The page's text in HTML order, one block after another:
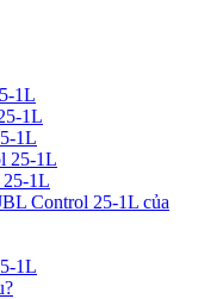
1L
1L
1L
25-1L
25-1L
Control 25-1L của
1L